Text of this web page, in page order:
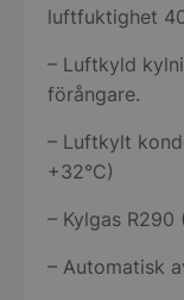
luftfuktighet
– Luftkyld
förångare.
– Luftkylt
+32°C)
– Kylgas R290
– Automatisk